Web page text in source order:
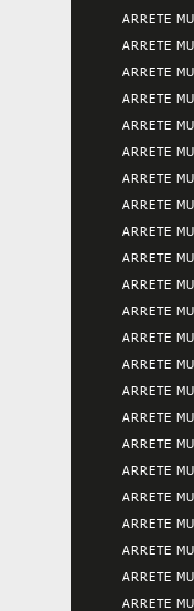
ARRETE
ARRETE
ARRETE
ARRETE
ARRETE
ARRETE
ARRETE
ARRETE
ARRETE
ARRETE
ARRETE
ARRETE
ARRETE
ARRETE
ARRETE
ARRETE
ARRETE
ARRETE
ARRETE
ARRETE
ARRETE
ARRETE
ARRETE